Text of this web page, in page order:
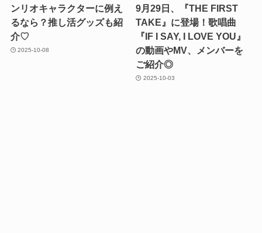
ンリオキャラクターに例え
るなら？推し活グッズも紹
介♡
2025-10-08
9月29日、『THE FIRST
TAKE』に登場！歌唱曲
『IF I SAY, I LOVE YOU』
の動画やMV、メンバーを
ご紹介◎
2025-10-03